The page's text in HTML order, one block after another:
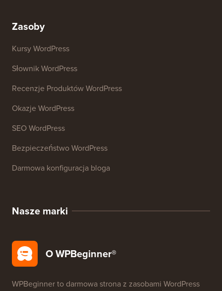
Zasoby
Kursy WordPress
Słownik WordPress
Recenzje Produktów WordPress
Okazje WordPress
SEO WordPress
Bezpieczeństwo WordPress
Darmowa konfiguracja bloga
Nasze marki
O WPBeginner®
WPBeginner to darmowa strona z zasobami WordPress